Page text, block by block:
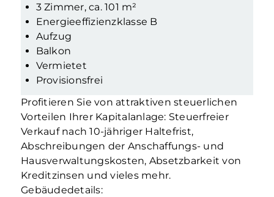
3 Zimmer, ca. 101 m²
Energieeffizienzklasse B
Aufzug
Balkon
Vermietet
Provisionsfrei
Profitieren Sie von attraktiven steuerlichen
Vorteilen Ihrer Kapitalanlage: Steuerfreier
Verkauf nach 10-jähriger Haltefrist,
Abschreibungen der Anschaffungs- und
Hausverwaltungskosten, Absetzbarkeit von
Kreditzinsen und vieles mehr.
Gebäudedetails: